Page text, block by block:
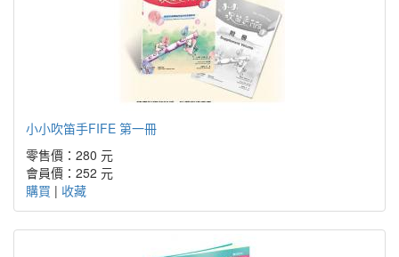
小小吹笛手FIFE 第一冊
零售價：280 元
會員價：252 元
購買 | 收藏